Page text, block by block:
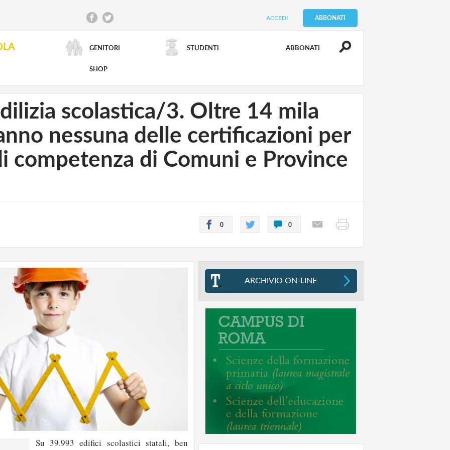
ACCEDI ABBONATI
GENITORI STUDENTI ABBONATI
SHOP
RICERCA AVANZATA
scolastica/3. Oltre 14 mila
nessuna delle certificazioni per
competenza di Comuni e Province
0 0
Su 39.993 edifici scolastici statali, ben
ARCHIVIO ON-LINE